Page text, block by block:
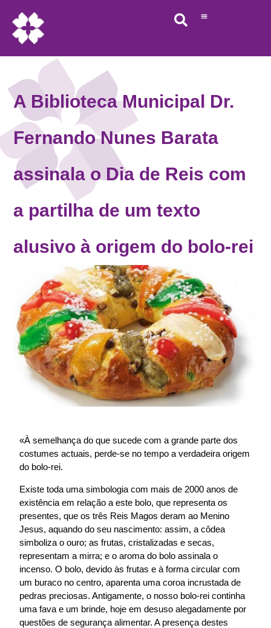
A Biblioteca Municipal Dr.
Fernando Nunes Barata
assinala o Dia de Reis com
a partilha de um texto
alusivo à origem do bolo-rei
«À semelhança do que sucede com a grande parte dos
costumes actuais, perde-se no tempo a verdadeira origem
do bolo-rei.
Existe toda uma simbologia com mais de 2000 anos de
existência em relação a este bolo, que representa os
presentes, que os três Reis Magos deram ao Menino
Jesus, aquando do seu nascimento: assim, a côdea
simboliza o ouro; as frutas, cristalizadas e secas,
representam a mirra; e o aroma do bolo assinala o
incenso. O bolo, devido às frutas e à forma circular com
um buraco no centro, aparenta uma coroa incrustada de
pedras preciosas. Antigamente, o nosso bolo-rei continha
uma fava e um brinde, hoje em desuso alegadamente por
questões de segurança alimentar. A presença destes